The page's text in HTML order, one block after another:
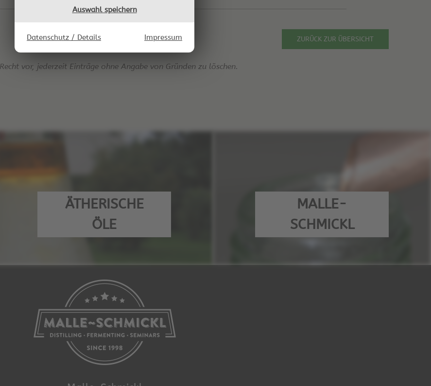
Auswahl speichern
Datenschutz / Details Impressum ZURÜCK ZUR ÜBERSICHT
vor, jederzeit Einträge ohne Angabe von Gründen zu löschen.
ÄTHERISCHE
ÖLE
MALLE-
SCHMICKL